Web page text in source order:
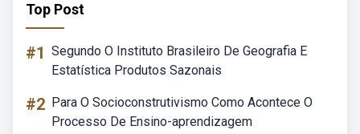
Top Post
#1 Segundo O Instituto Brasileiro De Geografia E
Estatística Produtos Sazonais
#2 Para O Socioconstrutivismo Como Acontece O
Processo De Ensino-aprendizagem